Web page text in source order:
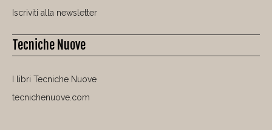
Iscriviti alla newsletter
Tecniche Nuove
I libri Tecniche Nuove
tecnichenuove.com